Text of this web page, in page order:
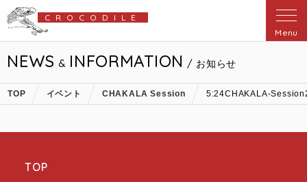
CROCODILE
Menu
NEWS & INFORMATION / お知らせ
TOP イベント CHAKALA Session 5:24CHAKALA-
TOP